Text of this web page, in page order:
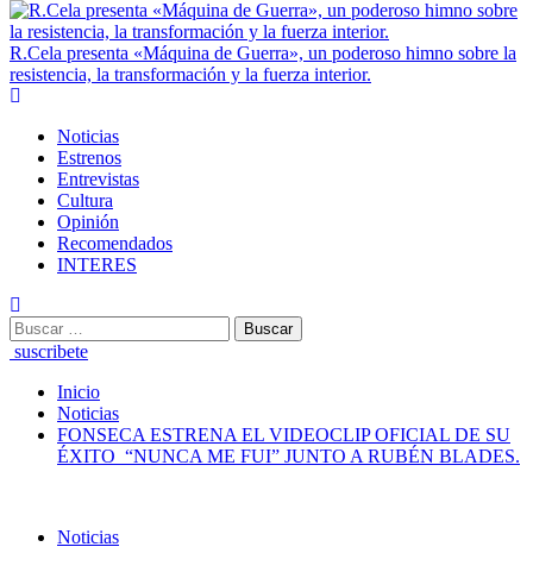
R.Cela presenta «Máquina de Guerra», un poderoso himno sobre la
resistencia, la transformación y la fuerza interior.
Noticias
Estrenos
Entrevistas
Cultura
Opinión
Recomendados
INTERES
suscribete
Inicio
Noticias
FONSECA ESTRENA EL VIDEOCLIP OFICIAL DE SU
ÉXITO “NUNCA ME FUI” JUNTO A RUBÉN BLADES.
Noticias